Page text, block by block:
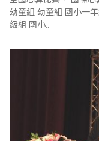
幼童組 幼童組 國小一年級組 國小二年級組 國小三年級組 國小四年
級組 國小..